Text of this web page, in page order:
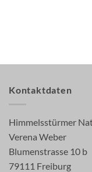
Kontaktdaten
Himmelsstürmer
Verena Weber
Blumenstrasse 10 b
79111 Freiburg